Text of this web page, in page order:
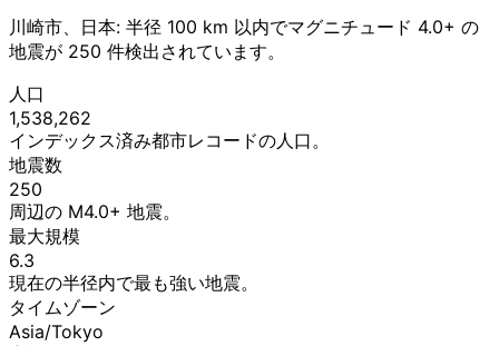
川崎市、日本: 半径 100 km 以内でマグニチュード 4.0+ の
地震が 250 件検出されています。
人口
1,538,262
インデックス済み都市レコードの人口。
地震数
250
周辺の M4.0+ 地震。
最大規模
6.3
現在の半径内で最も強い地震。
タイムゾーン
Asia/Tokyo